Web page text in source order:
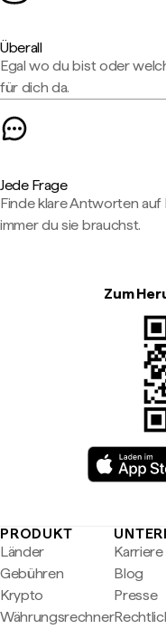
Überall
Egal wo du bist oder
für dich da.
Jede Frage
Finde klare Antworten
immer du sie brauchst.
Zum
PRODUKT
Länder
Gebühren
Krypto
Währungsrechner
Karriere
Blog
Presse